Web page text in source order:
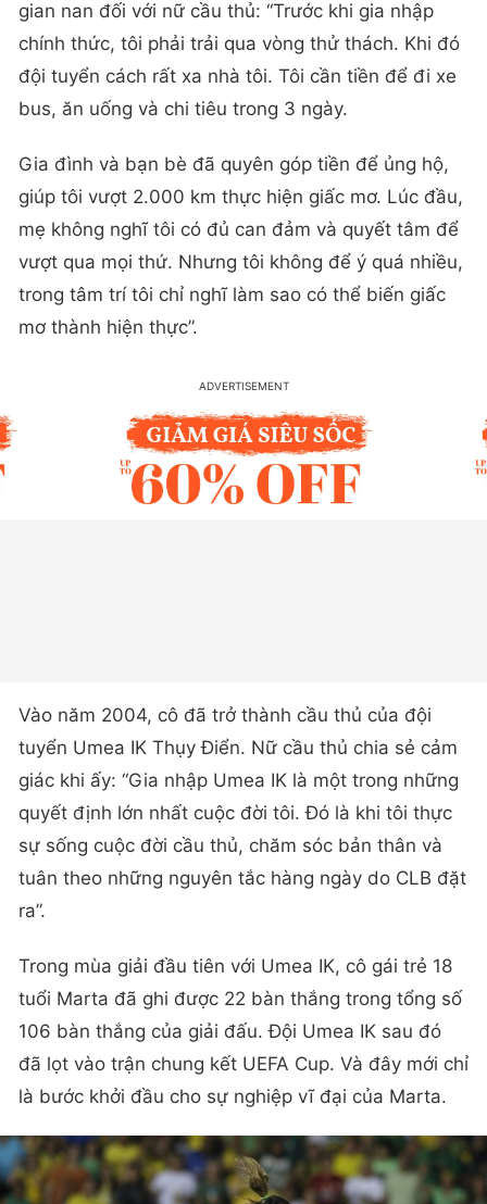
gian nan đối với nữ cầu thủ: “Trước khi gia nhập
chính thức, tôi phải trải qua vòng thử thách. Khi đó
đội tuyển cách rất xa nhà tôi. Tôi cần tiền để đi xe
bus, ăn uống và chi tiêu trong 3 ngày.
Gia đình và bạn bè đã quyên góp tiền để ủng hộ,
giúp tôi vượt 2.000 km thực hiện giấc mơ. Lúc đầu,
mẹ không nghĩ tôi có đủ can đảm và quyết tâm để
vượt qua mọi thứ. Nhưng tôi không để ý quá nhiều,
trong tâm trí tôi chỉ nghĩ làm sao có thể biến giấc
mơ thành hiện thực”.
Vào năm 2004, cô đã trở thành cầu thủ của đội
tuyển Umea IK Thụy Điển. Nữ cầu thủ chia sẻ cảm
giác khi ấy: “Gia nhập Umea IK là một trong những
quyết định lớn nhất cuộc đời tôi. Đó là khi tôi thực
sự sống cuộc đời cầu thủ, chăm sóc bản thân và
tuân theo những nguyên tắc hàng ngày do CLB đặt
ra”.
Trong mùa giải đầu tiên với Umea IK, cô gái trẻ 18
tuổi Marta đã ghi được 22 bàn thắng trong tổng số
106 bàn thắng của giải đấu. Đội Umea IK sau đó
đã lọt vào trận chung kết UEFA Cup. Và đây mới chỉ
là bước khởi đầu cho sự nghiệp vĩ đại của Marta.